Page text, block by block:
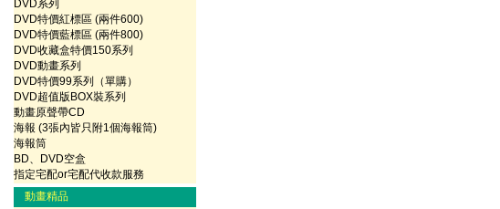
DVD系列
DVD特價紅標區 (兩件600)
DVD特價藍標區 (兩件800)
DVD收藏盒特價150系列
DVD動畫系列
DVD特價99系列（單購）
DVD超值版BOX裝系列
動畫原聲帶CD
海報 (3張內皆只附1個海報筒)
海報筒
BD、DVD空盒
指定宅配or宅配代收款服務
動畫精品